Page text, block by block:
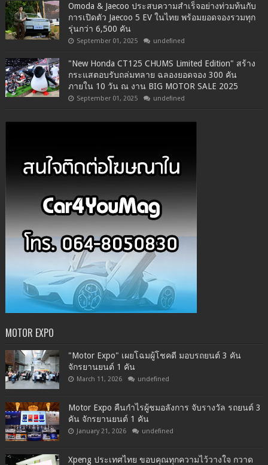
Omoda & Jaecoo ประสบความสำเร็จอย่างท่วมท้นกับ
การเปิดตัว Jaecoo 5 EV ในไทย พร้อมยอดจองรวมทุก
รุ่นกว่า 6,500 คัน
September 01, 2025 undefined
"New Honda CT125 CHUMS Limited Edition" สร้าง
กระแสตอบรับถล่มทลาย ฉลองยอดจอง 300 คัน
ภายใน 10 วัน ณ งาน BIG MOTOR SALE 2025
September 01, 2025 undefined
MOTOR EXPO
"Motor Expo" เผยโฉมผู้โชคดี มอบรถยนต์ 3 คัน
จักรยานยนต์ 1 คัน
March 11, 2026 undefined
Motor Expo คืนกำไรผู้ชมอลังการ จับรางวัล รถยนต์ 3
คัน จักรยานยนต์ 1 คัน
January 21, 2026 undefined
Xpeng ประเทศไทย ขอบคุณทุกความไว้วางใจ กวาด